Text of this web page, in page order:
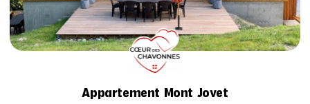
Appartement Mont Jovet